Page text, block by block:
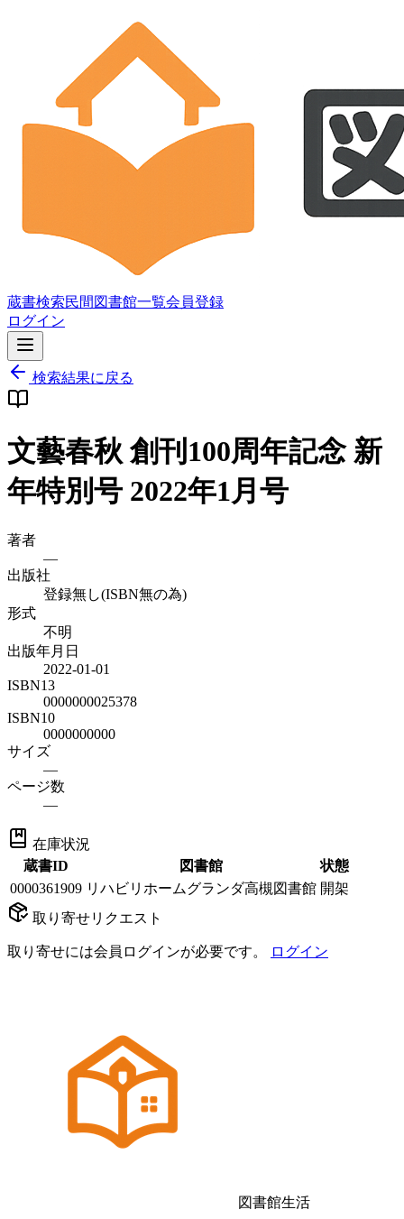
蔵書検索民間図書館一覧会員登録
ログイン
検索結果に戻る
文藝春秋 創刊100周年記念 新
年特別号 2022年1月号
著者
—
出版社
登録無し(ISBN無の為)
形式
不明
出版年月日
2022-01-01
ISBN13
0000000025378
ISBN10
0000000000
サイズ
—
ページ数
—
在庫状況
蔵書ID
図書館
状態
0000361909 リハビリホームグランダ高槻図書館 開架
取り寄せリクエスト
取り寄せには会員ログインが必要です。 ログイン
図書館生活